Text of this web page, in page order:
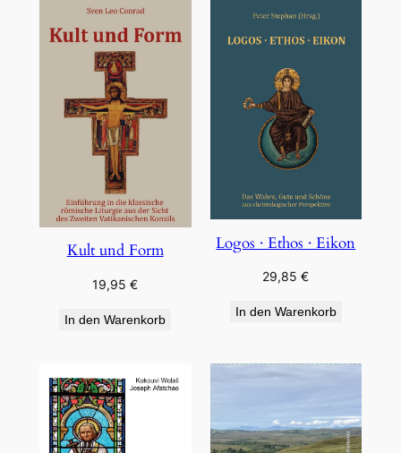
Kult und Form
19,95€
In den Warenkorb
Logos · Ethos · Eikon
29,85€
In den Warenkorb